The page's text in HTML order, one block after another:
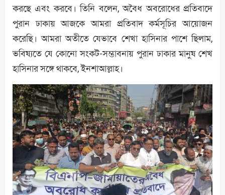
করছে এবং করবে। তিনি বলেন, অবৈধ অবরোধের প্রতিবাদে
পুরান ঢাকায় আজকে আমরা প্রতিবাদ কর্মসূচির আয়োজন
করেছি। আমরা অতীতে যেভাবে শেখা হাসিনার পাশে ছিলাম,
ভবিষ্যতে যে কোনো সংকট-সম্ভাবনায় পুরান ঢাকার মানুষ শেখ
হাসিনার সঙ্গে থাকবে, ইনশাআল্লাহ।